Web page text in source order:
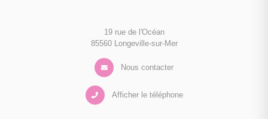
19 rue de l'Océan
85560 Longeville-sur-Mer
Nous contacter
Afficher le téléphone